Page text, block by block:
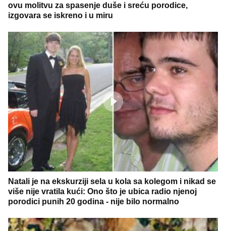
ovu molitvu za spasenje duše i sreću porodice,
izgovara se iskreno i u miru
Natali je na ekskurziji sela u kola sa kolegom i nikad se
više nije vratila kući: Ono što je ubica radio njenoj
porodici punih 20 godina - nije bilo normalno